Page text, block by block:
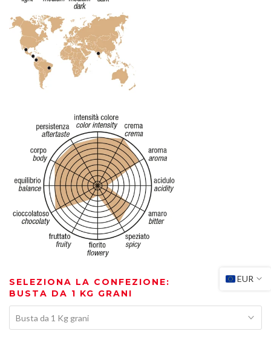
SELEZIONA LA CONFEZIONE:
BUSTA DA 1 KG GRANI
Busta da 1 Kg grani
EUR